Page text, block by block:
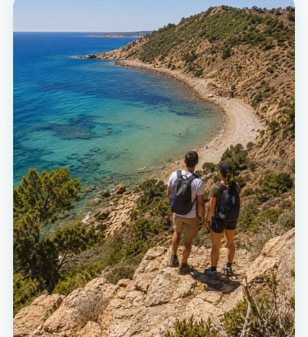
découverte d’une technique de pêche
ancestrale Patrimoine : la c…